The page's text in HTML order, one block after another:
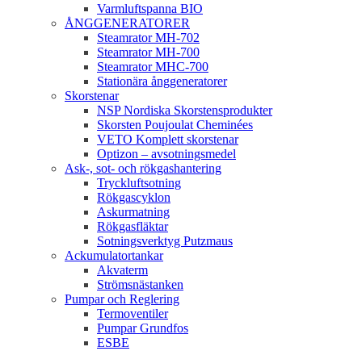
Varmluftspanna BIO
ÅNGGENERATORER
Steamrator MH-702
Steamrator MH-700
Steamrator MHC-700
Stationära ånggeneratorer
Skorstenar
NSP Nordiska Skorstensprodukter
Skorsten Poujoulat Cheminées
VETO Komplett skorstenar
Optizon – avsotningsmedel
Ask-, sot- och rökgashantering
Tryckluftsotning
Rökgascyklon
Askurmatning
Rökgasfläktar
Sotningsverktyg Putzmaus
Ackumulatortankar
Akvaterm
Strömsnästanken
Pumpar och Reglering
Termoventiler
Pumpar Grundfos
ESBE